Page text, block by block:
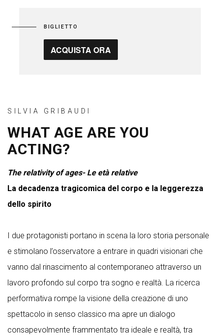
BIGLIETTO
ACQUISTA ORA
SILVIA GRIBAUDI
WHAT AGE ARE YOU
ACTING?
The relativity of ages- Le età relative
La decadenza tragicomica del corpo e la leggerezza
dello spirito
I due protagonisti portano in scena la loro storia personale
e stimolano l’osservatore a entrare in quadri visionari che
vanno dal rinascimento al contemporaneo attraverso un
lavoro profondo sul corpo tra sogno e realtà. La ricerca
performativa rompe la visione della creazione di uno
spettacolo in senso classico ma apre un dialogo
consapevolmente frammentato tra ideale e realtà, tra